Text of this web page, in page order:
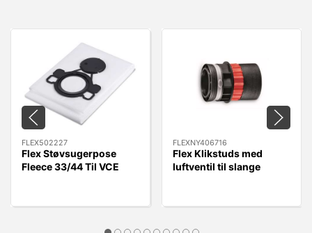
FLEX502227
Flex Støvsugerpose
Fleece 33/44 Til VCE
FLEXNY406716
Flex Klikstuds med
luftventil til slange